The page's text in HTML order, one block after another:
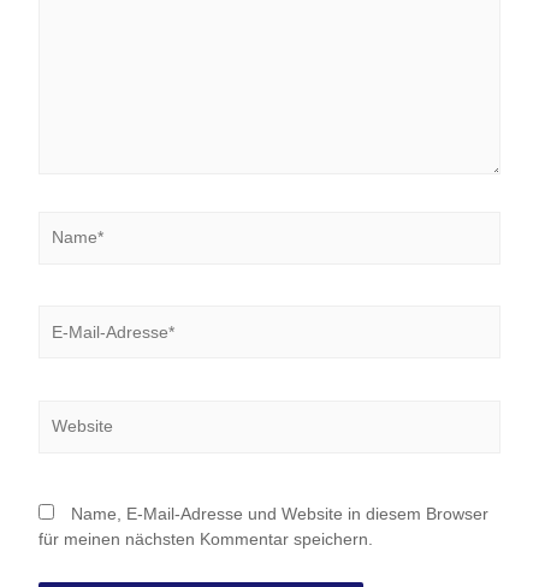
Mail-
Name, E-Mail-Adresse und Website in diesem Browser
für meinen nächsten Kommentar speichern.